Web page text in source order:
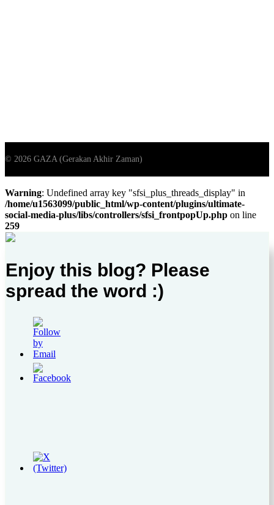
Warning: Undefined array key "sfsi_plus_threads_display" in
/home/u1563099/public_html/wp-content/plugins/ultimate-
social-media-plus/libs/controllers/sfsi_frontpopUp.php on line
259
Enjoy this blog? Please
spread the word :)